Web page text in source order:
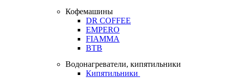
Кофемашины
DR COFFEE
EMPERO
FIAMMA
BTB
Водонагреватели, кипятильники
Кипятильники